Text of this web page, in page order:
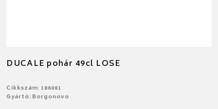
DUCALE pohár 49cl LOSE
Cikkszám: 186081
Gyártó: Borgonovo